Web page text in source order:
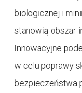
biologicznej i
stanowią obszar
Innowacyjne
w celu poprawy
bezpieczeństwa